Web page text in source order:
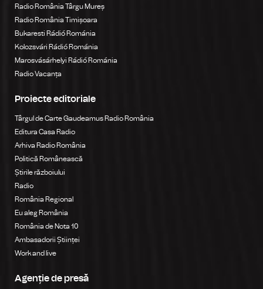
Radio România Târgu Mureș
Radio România Timișoara
Bukaresti Rádió Románia
Kolozsvári Rádió Románia
Marosvásárhelyi Rádió Románia
Radio Vacanța
Proiecte editoriale
Târgul de Carte Gaudeamus Radio România
Editura Casa Radio
Arhiva Radio România
Politică Românească
Știrile războiului
Radio
România Regional
Eu aleg România
România de Nota 10
Ambasadorii Științei
Work and live
Agenție de presă